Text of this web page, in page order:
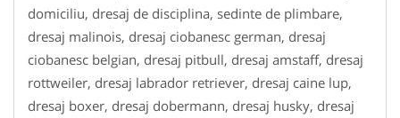
domiciliu, dresaj de disciplina, sedinte de plimbare,
dresaj malinois, dresaj ciobanesc german, dresaj
ciobanesc belgian, dresaj pitbull, dresaj amstaff, dresaj
rottweiler, dresaj labrador retriever, dresaj caine lup,
dresaj boxer, dresaj dobermann, dresaj husky, dresaj